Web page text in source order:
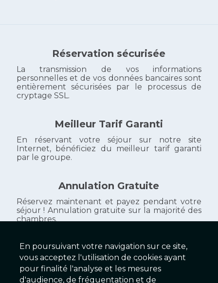
Galaxy Hôtels
Réservation sécurisée
La transmission de vos informations
personnelles et de vos données bancaires sont
entièrement sécurisées par le processus de
cryptage SSL.
Meilleur Tarif Garanti
En réservant votre séjour sur notre site
Internet, bénéficiez du meilleur tarif garanti
par le groupe.
Annulation Gratuite
Réservez maintenant et payez pendant votre
séjour ! Annulation gratuite sur la majorité des
chambres.
En poursuivant votre navigation sur ce site,
vous acceptez l'utilisation de cookies ayant
pour finalité l'analyse et les mesures
d'audience, de fréquentation et de